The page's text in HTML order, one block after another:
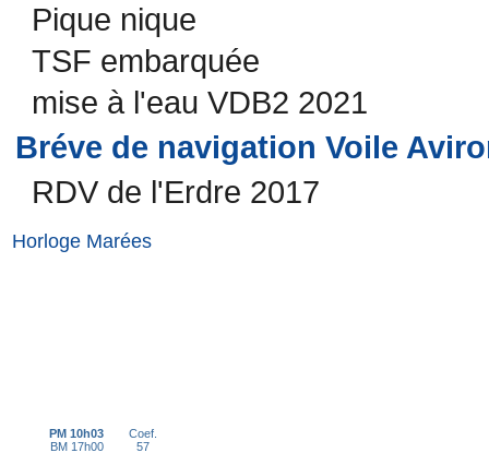
Pique nique
TSF embarquée
mise à l'eau VDB2 2021
Bréve de navigation Voile
RDV de l'Erdre 2017
Horloge Marées